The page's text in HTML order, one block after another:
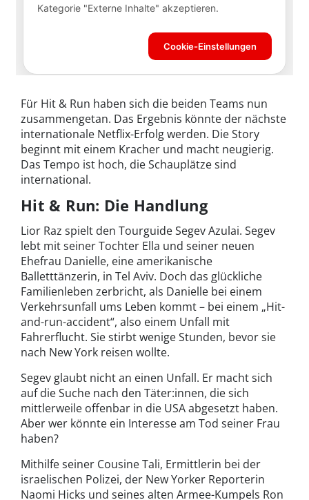
Für Hit & Run haben sich die beiden Teams nun
zusammengetan. Das Ergebnis könnte der nächste
internationale Netflix-Erfolg werden. Die Story
beginnt mit einem Kracher und macht neugierig.
Das Tempo ist hoch, die Schauplätze sind
international.
Hit & Run: Die Handlung
Lior Raz spielt den Tourguide Segev Azulai. Segev
lebt mit seiner Tochter Ella und seiner neuen
Ehefrau Danielle, eine amerikanische
Balletttänzerin, in Tel Aviv. Doch das glückliche
Familienleben zerbricht, als Danielle bei einem
Verkehrsunfall ums Leben kommt – bei einem „Hit-
and-run-accident“, also einem Unfall mit
Fahrerflucht. Sie stirbt wenige Stunden, bevor sie
nach New York reisen wollte.
Segev glaubt nicht an einen Unfall. Er macht sich
auf die Suche nach den Täter:innen, die sich
mittlerweile offenbar in die USA abgesetzt haben.
Aber wer könnte ein Interesse am Tod seiner Frau
haben?
Mithilfe seiner Cousine Tali, Ermittlerin bei der
israelischen Polizei, der New Yorker Reporterin
Naomi Hicks und seines alten Armee-Kumpels Ron